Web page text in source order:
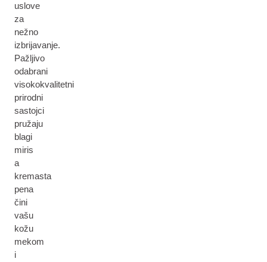
uslove
za
nežno
izbrijavanje.
Pažljivo
odabrani
visokokvalitetni
prirodni
sastojci
pružaju
blagi
miris
a
kremasta
pena
čini
vašu
kožu
mekom
i